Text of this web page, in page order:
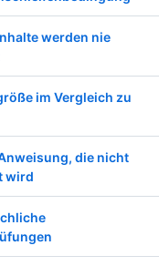
werden nie
im Vergleich zu
die nicht
wird